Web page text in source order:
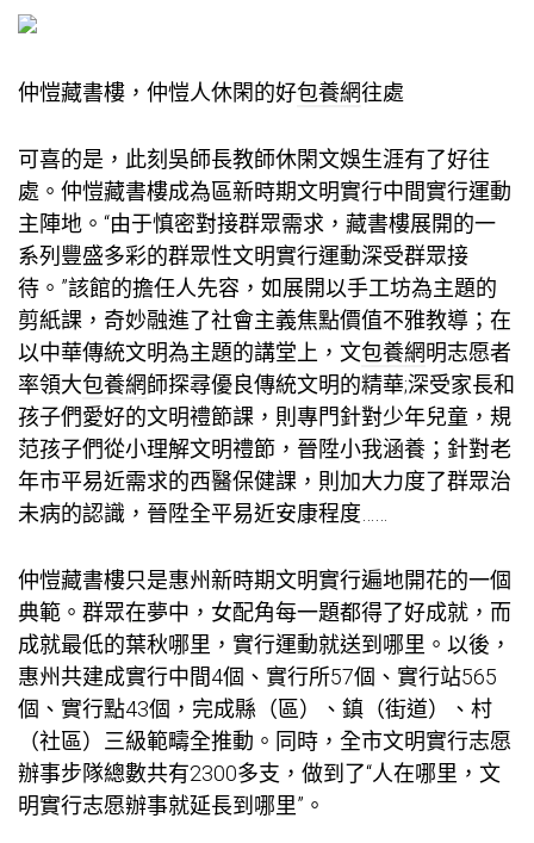
仲愷藏書樓，仲愷人休閑的好包養網往處
可喜的是，此刻吳師長教師休閑文娛生涯有了好往
處。仲愷藏書樓成為區新時期文明實行中間實行運動
主陣地。“由于慎密對接群眾需求，藏書樓展開的一
系列豐盛多彩的群眾性文明實行運動深受群眾接
待。”該館的擔任人先容，如展開以手工坊為主題的
剪紙課，奇妙融進了社會主義焦點價值不雅教導；在
以中華傳統文明為主題的講堂上，文包養網明志愿者
率領大包養網師探尋優良傳統文明的精華;深受家長和
孩子們愛好的文明禮節課，則專門針對少年兒童，規
范孩子們從小理解文明禮節，晉陞小我涵養；針對老
年市平易近需求的西醫保健課，則加大力度了群眾治
未病的認識，晉陞全平易近安康程度……
仲愷藏書樓只是惠州新時期文明實行遍地開花的一個
典範。群眾在夢中，女配角每一題都得了好成就，而
成就最低的葉秋哪里，實行運動就送到哪里。以後，
惠州共建成實行中間4個、實行所57個、實行站565
個、實行點43個，完成縣（區）、鎮（街道）、村
（社區）三級範疇全推動。同時，全市文明實行志愿
辦事步隊總數共有2300多支，做到了“人在哪里，文
明實行志愿辦事就延長到哪里”。